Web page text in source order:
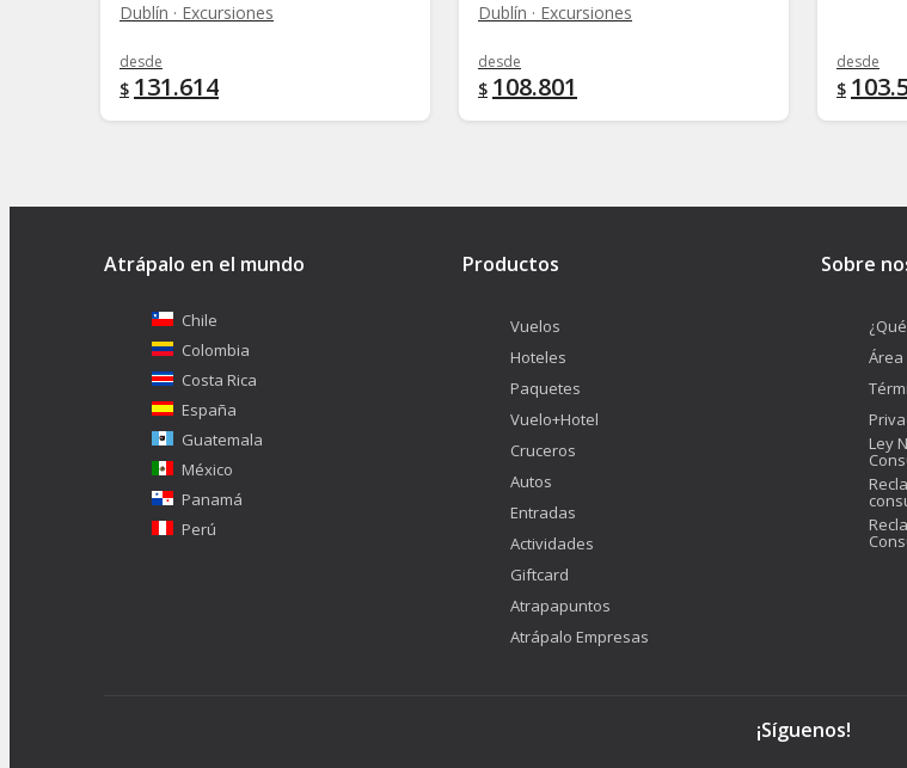
Dublín · Excursiones
desde
$ 131.614
Dublín · Excursiones
desde
$ 108.801
desde
$
Atrápalo en el mundo
Chile
Colombia
Costa Rica
España
Guatemala
México
Panamá
Perú
Productos
Vuelos
Hoteles
Paquetes
Vuelo+Hotel
Cruceros
Autos
Entradas
Actividades
Giftcard
Atrapapuntos
Atrápalo Empresas
Sobre
Ley
¡Síguenos!